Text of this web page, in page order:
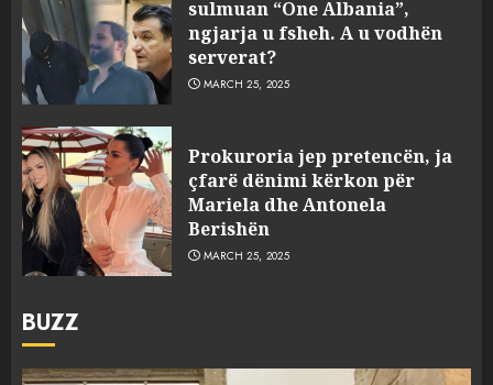
sulmuan “One Albania”,
ngjarja u fsheh. A u vodhën
serverat?
MARCH 25, 2025
Prokuroria jep pretencën, ja
çfarë dënimi kërkon për
Mariela dhe Antonela
Berishën
MARCH 25, 2025
BUZZ